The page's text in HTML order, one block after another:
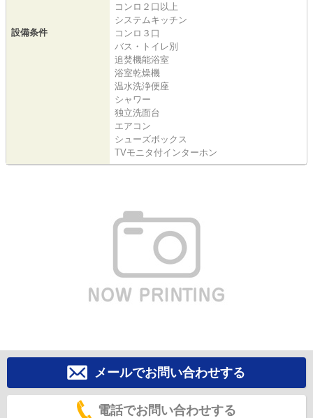
設備条件
コンロ２口以上
システムキッチン
コンロ３口
バス・トイレ別
追焚機能浴室
浴室乾燥機
温水洗浄便座
シャワー
独立洗面台
エアコン
シューズボックス
TVモニタ付インターホン
メールでお問い合わせする
電話でお問い合わせする